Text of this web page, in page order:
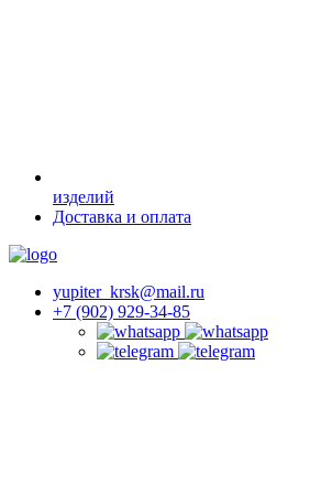
изделий
Доставка и оплата
yupiter_krsk@mail.ru
+7 (902) 929-34-85